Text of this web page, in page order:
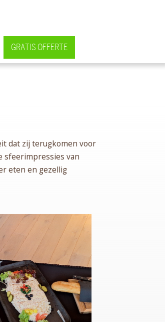
GRATIS OFFERTE
dat zij terugkomen voor
sfeerimpressies van
eten en gezellig